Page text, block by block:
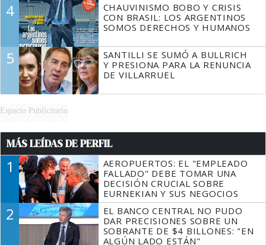
4
CHAUVINISMO BOBO Y CRISIS
CON BRASIL: LOS ARGENTINOS
SOMOS DERECHOS Y HUMANOS
5
SANTILLI SE SUMÓ A BULLRICH
Y PRESIONA PARA LA RENUNCIA
DE VILLARRUEL
Espacio Publicitario
MÁS LEÍDAS DE PERFIL
1
AEROPUERTOS: EL "EMPLEADO
FALLADO" DEBE TOMAR UNA
DECISIÓN CRUCIAL SOBRE
EURNEKIAN Y SUS NEGOCIOS
2
EL BANCO CENTRAL NO PUDO
DAR PRECISIONES SOBRE UN
SOBRANTE DE $4 BILLONES: "EN
ALGÚN LADO ESTÁN"